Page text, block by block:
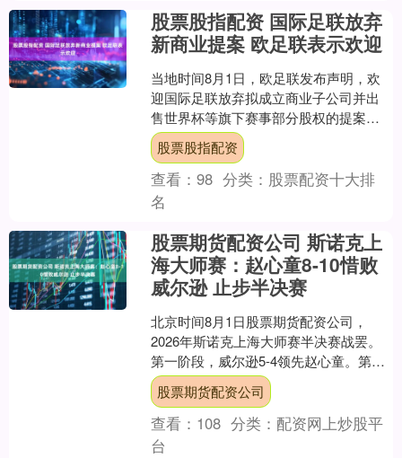
股票股指配资 国际足联放弃
新商业提案 欧足联表示欢迎
当地时间8月1日，欧足联发布声明，欢
迎国际足联放弃拟成立商业子公司并出
售世界杯等旗下赛事部分股权的提案。
声明感谢所有反对该方案的球迷、联
赛、俱乐部、球员等。 欧....
股票股指配资
查看：98 分类： 股票配资十大排
名
股票期货配资公司 斯诺克上
海大师赛：赵心童8-10惜败
威尔逊 止步半决赛
北京时间8月1日股票期货配资公司，
2026年斯诺克上海大师赛半决赛战罢。
第一阶段，威尔逊5-4领先赵心童。第二
阶段，威尔逊先胜一局，随后赵心童连
胜四局将比分逆转....
股票期货配资公司
查看： 108 分类： 配资网上炒股平
台